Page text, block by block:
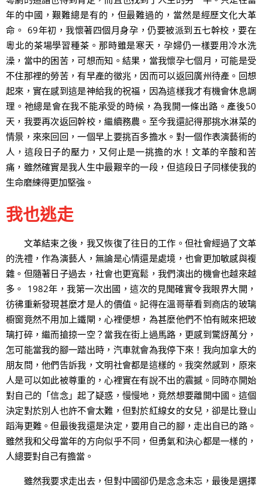
年的中國，艱難總是有的，但最難過的，當然是經歷文化大革
命。 69年初，我懷著四個月身孕，仍要被派到五七幹校，要在
粵北的茶場學習種茶。那時雖是寒天，孕婦仍一樣要用冷水洗
澡，當中的困苦，可想而知。結果，當我懷孕七個月，可能是受
不住那裡的勞苦，有早產的徵兆，因而可以返回廣州待產。回想
起來，實在感到這是神給我的祝福，因為這樣我才有機會休息調
理。祂總是會在我不能承受的時候，為我開一條出路。產後50
天，我要再次返回幹校，繼續務農。至今我還記得那挑水淋菜的
情景，來來回回，一個早上要挑百多擔水。對一個作表演藝術的
人，這段日子的壓力，又何止是一挑擔的水！文革的辛酸和苦
痛，雖然確實是我人生中最艱辛的一段，但這段日子同樣使我的
生命磨練得更加堅強。
我也逃走
文革結束之後，我又恢復了往日的工作。但社會經過了文革
的洗禮，作為演藝人，無論是心情還是處境，也會更加敏感與複
雜。但隨著日子過去，社會也更寬鬆，我們演出的機會也越來越
多。 1982年，我第一次出國，這次的見聞確實令我眼界大開，
彷彿重新發現甚麼才是人的價值。記得在溫哥華看到商店的玻璃
櫥窗竟然不用加上鐵閘，心裡便想，為甚麼他們不怕有賊來把玻
璃打碎，繼而搶掠一空？當我在街上過馬路，更感到驚訝萬分，
怎可能當我的腳一踏出時，汽車就會為我停下來！我向加拿大的
朋友問，他們告訴我，文明社會都是這樣的。我突然感到，原來
人是可以如此被尊重的，心裡實在有說不出的震撼。同時亦開始
對自己的「信念」起了疑惑，慢慢地，竟然想要離開中國。這個
決定對於別人也許不會太難，但對於紅線女的女兒，卻是比登山
蹈海更難。但最後我還是決定，要用自己的腳，走出自已的路。
雖然我和父母當年的方向似乎不同，但勇氣和決心都是一樣的，
人總要對自己有擔當。
雖然我要求走出去，但對中國卻仍是念念未忘，最後是選擇